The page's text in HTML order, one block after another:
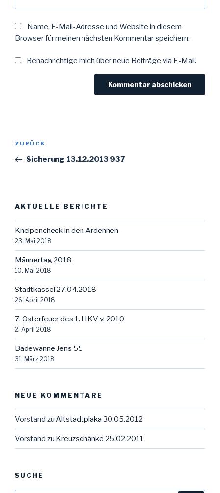
Name, E-Mail-Adresse und Website in diesem
Browser für meinen nächsten Kommentar speichern.
Benachrichtige mich über neue Beiträge via E-Mail.
Beitragsnavigation
Vorheriger
Beitrag
ZURÜCK
Sicherung 13.12.2013 937
AKTUELLE BERICHTE
Kneipencheck in den Ardennen
23. Mai 2018
Männertag 2018
10. Mai 2018
Stadtkassel 27.04.2018
26. April 2018
7. Osterfeuer des 1. HKV v. 2010
2. April 2018
Badewanne Jens 55
31. März 2018
NEUE KOMMENTARE
Vorstand zu Altstadtplaka 30.05.2012
Vorstand zu Kreuzschänke 25.02.2011
SUCHE